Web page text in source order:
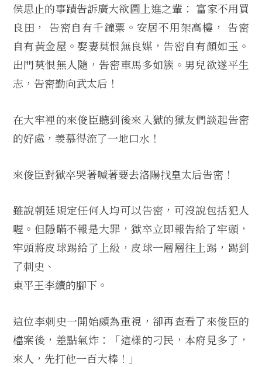
侯思止的事蹟告訴廣大欲圖上進之輩： 富家不用買
良田， 告密自有千鐘粟。安居不用架高樓， 告密
自有黃金屋。娶妻莫恨無良媒，告密自有顏如玉。
出門莫恨無人隨，告密車馬多如簇。男兒欲遂平生
志，告密勤向武太后！
在大牢裡的來俊臣聽到後來入獄的獄友們談起告密
的好處，羡慕得流了一地口水！
來俊臣對獄卒哭著喊著要去洛陽找皇太后告密！
雖說朝廷規定任何人均可以告密，可沒說包括犯人
喔。但隱瞞不報是大罪，獄卒立即報告給了牢頭，
牢頭將皮球踢給了上級，皮球一層層往上踢，踢到
了刺史、
東平王李續的腳下。
這位李刺史一開始頗為重視，卻再查看了來俊臣的
檔案後，差點氣炸：「這樣的刁民，本府見多了，
來人，先打他一百大棒！」